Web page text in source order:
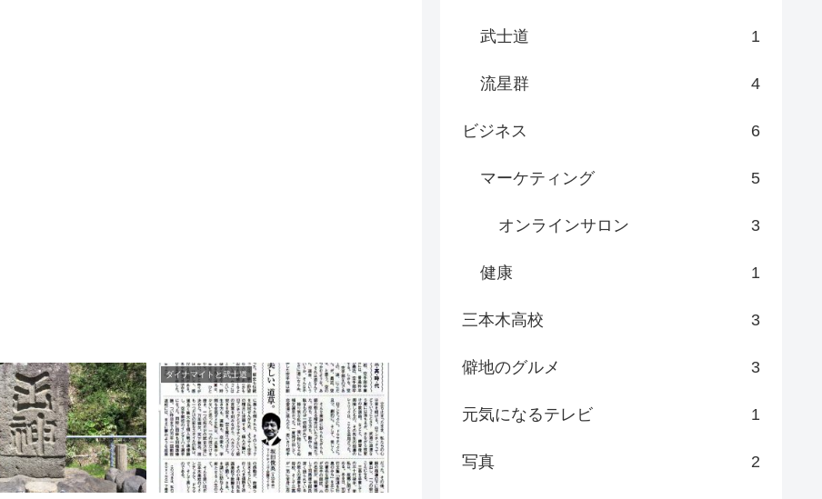
ダイナマイトと武士道
武士道 1
流星群 4
ビジネス 6
マーケティング 5
オンラインサロン 3
健康 1
三本木高校 3
僻地のグルメ 3
元気になるテレビ 1
写真 2